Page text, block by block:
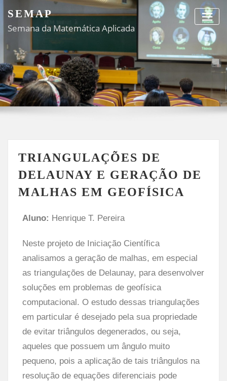
SEMAP
Semana da Matemática Aplicada
TRIANGULAÇÕES DE
DELAUNAY E GERAÇÃO DE
MALHAS EM GEOFÍSICA
Aluno: Henrique T. Pereira
Neste projeto de Iniciação Científica
analisamos a geração de malhas, em especial
as triangulações de Delaunay, para desenvolver
soluções em problemas de geofísica
computacional. O estudo dessas triangulações
em particular é desejado pela sua propriedade
de evitar triângulos degenerados, ou seja,
aqueles que possuem um ângulo muito
pequeno, pois a aplicação de tais triângulos na
resolução de equações diferenciais pode